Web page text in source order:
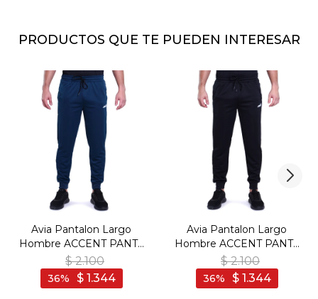
PRODUCTOS QUE TE PUEDEN INTERESAR
Avia Pantalon Largo
Hombre ACCENT PANT -
Marino/Blanco - Marino-
Blanco
$ 2.100
$ 1.344
36
Avia Pantalon Largo
Hombre ACCENT PANT -
Negro/Gris Oscuro -
Negro-Gris Oscuro
$ 2.100
$ 1.344
36